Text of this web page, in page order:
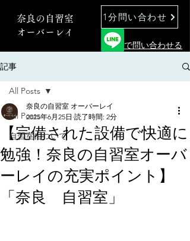
奈良の自習室
オーバーレイ
1分問い合わせ
で問い合わせる
記事
All Posts
自習室について
All Posts
【完備された設備で快適に
勉強！奈良の自習室オーバ
ーレイの充実ポイント】
「奈良 自習室」
奈良の自習室 オーバーレイ
2025年6月25日 読了時間: 2分